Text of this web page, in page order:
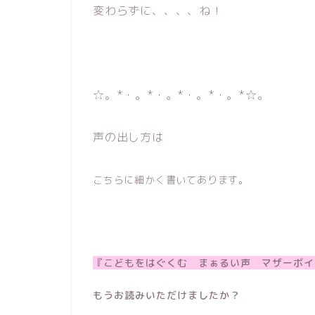
変わらずに、、、、ね！
☆。*・。*・。*・。*・。*☆。
声の出し方は
こちらに細かく書いてあります。
『こどもをはぐくむ まぁるい声 マザーボ
もうお読みいただけましたか？